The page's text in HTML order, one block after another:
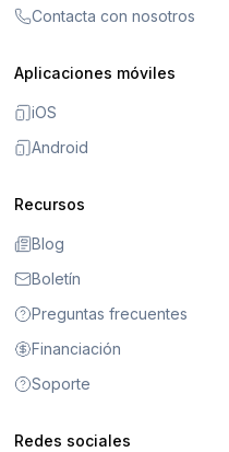
Contacta con nosotros
Aplicaciones móviles
iOS
Android
Recursos
Blog
Boletín
Preguntas frecuentes
Financiación
Soporte
Redes sociales